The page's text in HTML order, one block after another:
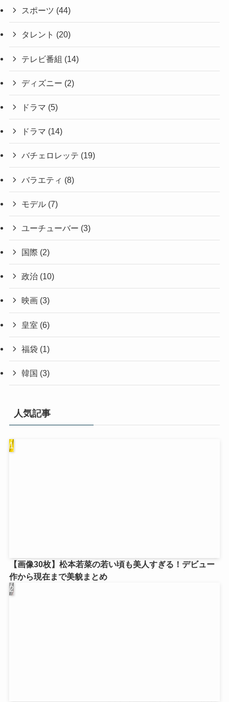
スポーツ (44)
タレント (20)
テレビ番組 (14)
ディズニー (2)
ドラマ (5)
ドラマ (14)
バチェロレッテ (19)
バラエティ (8)
モデル (7)
ユーチューバー (3)
国際 (2)
政治 (10)
映画 (3)
皇室 (6)
福袋 (1)
韓国 (3)
人気記事
【画像30枚】松本若菜の若い頃も美人すぎる！デビュー
作から現在まで美貌まとめ